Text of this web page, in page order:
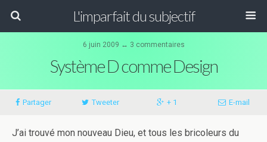
L'imparfait du subjectif
6 juin 2009 ↔ 3 commentaires
Système D comme Design
Partager Tweeter + 1 E-mail
J’ai trouvé mon nouveau Dieu, et tous les bricoleurs du